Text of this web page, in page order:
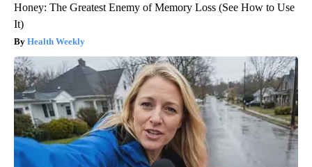
Honey: The Greatest Enemy of Memory Loss (See How to Use
It)
Health Weekly